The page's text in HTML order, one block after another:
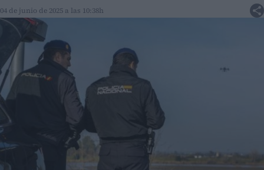
04 de junio de 2025 a las 10:38h